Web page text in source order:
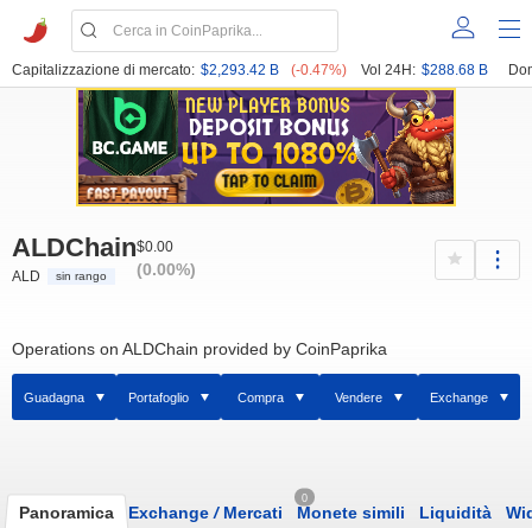
Capitalizzazione di mercato: $2,293.42 B (-0.47%) Vol 24H: $288.68 B
ALDChain
ALD sin rango
$0.00
(0.00%)
Operations on ALDChain provided by CoinPaprika
Guadagna Portafoglio Compra Vendere Exchange
Panoramica Exchange /Mercati
0
Monete simili Liquidità